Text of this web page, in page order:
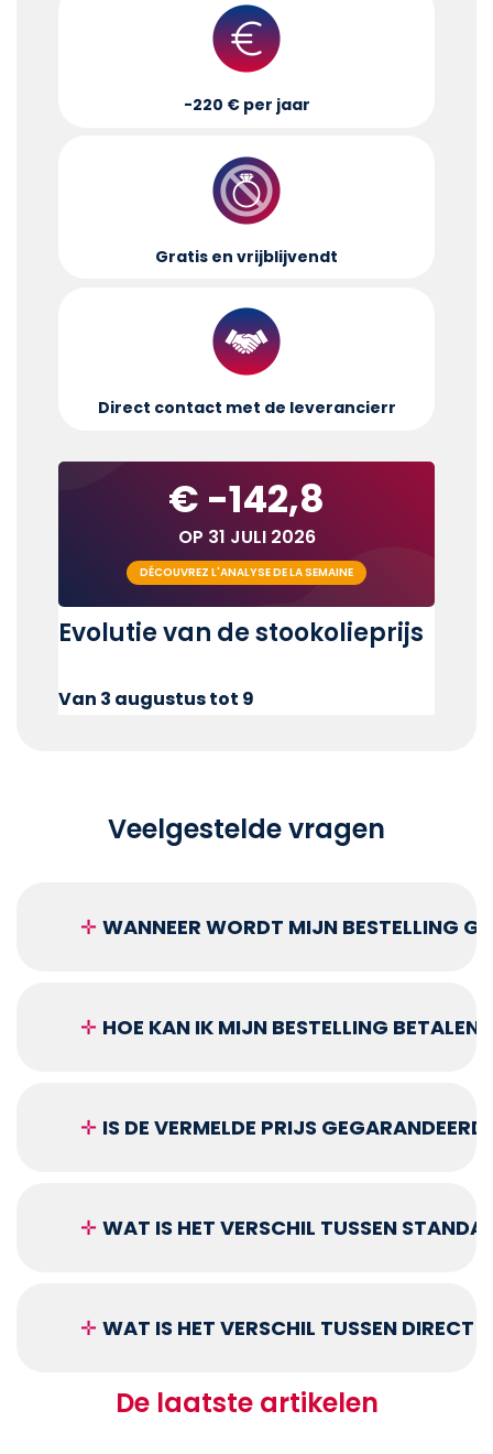
-220 € per jaar
Gratis en vrijblijvendt
Direct contact met de leverancierr
€ -142,8
OP 31 JULI 2026
DÉCOUVREZ L'ANALYSE DE LA SEMAINE
Evolutie van de stookolieprijs
Van 3 augustus tot 9
Veelgestelde vragen
✛ WANNEER WORDT MIJN BESTELLING
✛ HOE KAN IK MIJN BESTELLING BETALEN?
✛ IS DE VERMELDE PRIJS
✛ WAT IS HET VERSCHIL TUSSEN
✛ WAT IS HET VERSCHIL TUSSEN DIRECT
De laatste artikelen